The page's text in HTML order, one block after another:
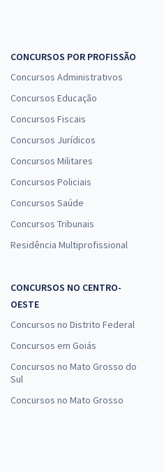
CONCURSOS POR PROFISSÃO
Concursos Administrativos
Concursos Educação
Concursos Fiscais
Concursos Jurídicos
Concursos Militares
Concursos Policiais
Concursos Saúde
Concursos Tribunais
Residência Multiprofissional
CONCURSOS NO CENTRO-
OESTE
Concursos no Distrito Federal
Concursos em Goiás
Concursos no Mato Grosso do
Sul
Concursos no Mato Grosso